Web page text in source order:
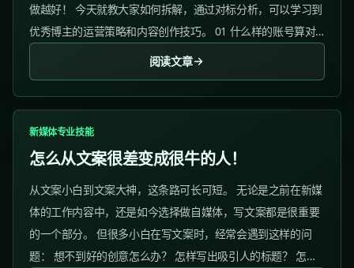
做越好！ 今天就教大家如何拆解，通过对标分析，可以学习到
优秀博主的运营策略和内容创作技巧。 01 什么样的账号算对
标? 1）确定你想要做的领域...
阅读文章
新媒体专业技能
怎么从文案很差变成很牛的人！
从文案小白到文案大神，这条路可长可短。 无论是之前在新媒
体的工作内容中，还是如今选择做自媒体，写文案都是很重要
的一个部分。 但很多小白在写文案时，经常会遇到这样的问
题： 想不到好的创意怎么办？ 怎样写出吸引人的标题？ 怎样